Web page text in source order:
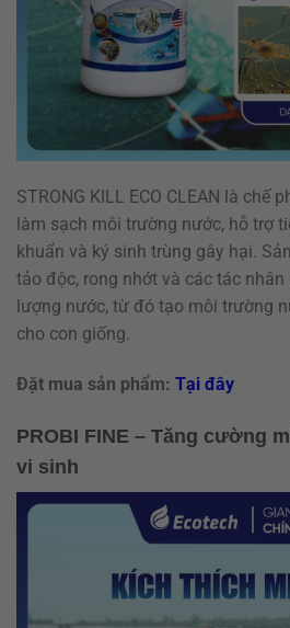
STRONG KILL ECO CLEAN là chế
làm sạch môi trường nước, hỗ trợ
khuẩn và ký sinh trùng gây hại.
tảo độc, rong nhớt và các tác
lượng nước, từ đó tạo môi trường
cho con giống.
Đặt mua sản phẩm: Tại đây
PROBI FINE – Tăng cường
vi sinh